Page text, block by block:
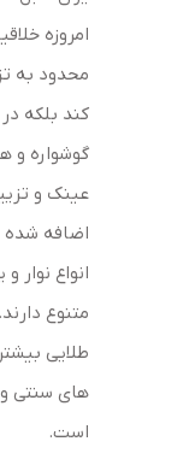
امروزه
محدود به
کند بلکه
گوشواره و
عینک و
اضافه
انواع نوار
متنوع
طلایی
های سنتی و
است.